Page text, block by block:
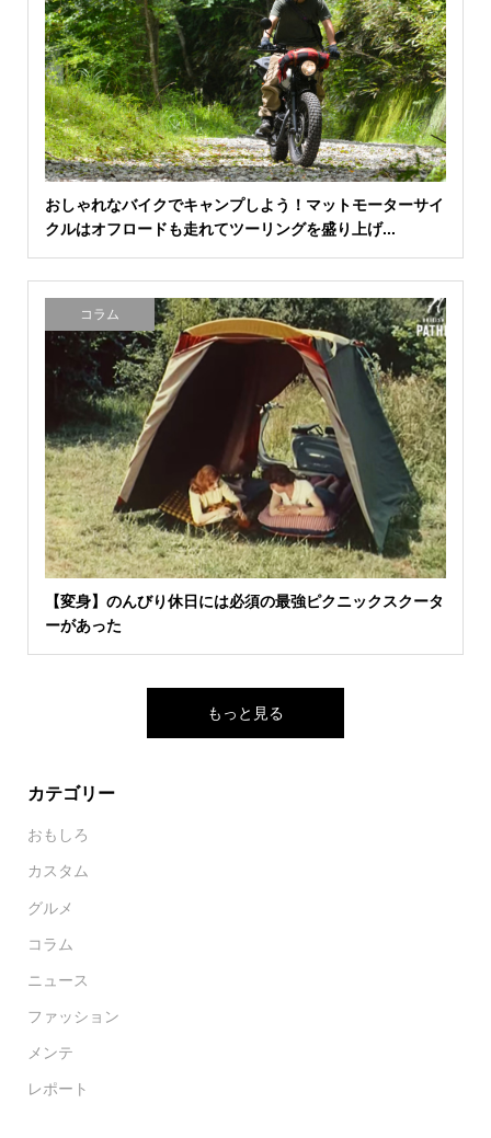
おしゃれなバイクでキャンプしよう！マットモーターサイ
クルはオフロードも走れてツーリングを盛り上げ...
コラム
【変身】のんびり休日には必須の最強ピクニックスクータ
ーがあった
もっと見る
カテゴリー
おもしろ
カスタム
グルメ
コラム
ニュース
ファッション
メンテ
レポート